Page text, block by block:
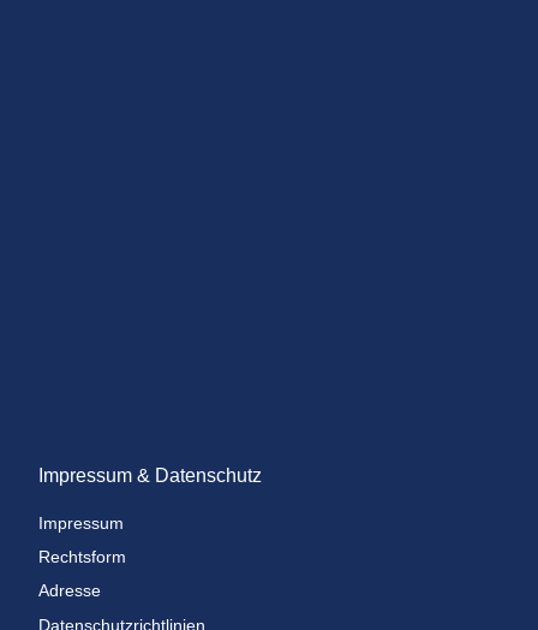
Impressum & Datenschutz
Impressum
Rechtsform
Adresse
Datenschutzrichtlinien